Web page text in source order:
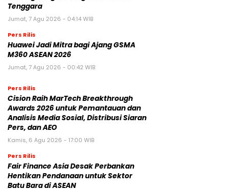
Tenggara
Jumat, 7 Agu 2026 - 04:14 WIB
Pers Rilis
Huawei Jadi Mitra bagi Ajang GSMA
M360 ASEAN 2026
Jumat, 7 Agu 2026 - 00:42 WIB
Pers Rilis
Cision Raih MarTech Breakthrough
Awards 2026 untuk Pemantauan dan
Analisis Media Sosial, Distribusi Siaran
Pers, dan AEO
Kamis, 6 Agu 2026 - 17:00 WIB
Pers Rilis
Fair Finance Asia Desak Perbankan
Hentikan Pendanaan untuk Sektor
Batu Bara di ASEAN